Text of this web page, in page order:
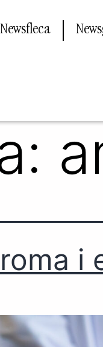
Newsfleca